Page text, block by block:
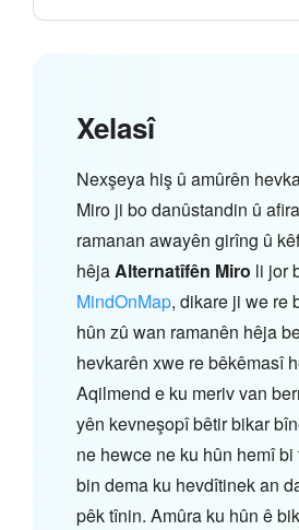
Xelasî
Nexşeya hiş û amûrên
Miro ji bo danûstandin û
ramanan awayên girîng û
hêjaAlternatîfên Miro li jor
MindOnMap, dikare ji we re
hûn zû wan ramanên hêja
hevkarên xwe re bêkêmasî
Aqilmend e ku meriv van
yên kevneşopî bêtir bikar
ne hewce ne ku hûn hemî
bin dema ku hevdîtinek an
pêk tînin. Amûra ku hûn ê